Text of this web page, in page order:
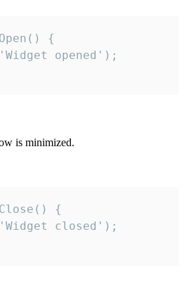
{
opened');
is minimized.
{
closed');